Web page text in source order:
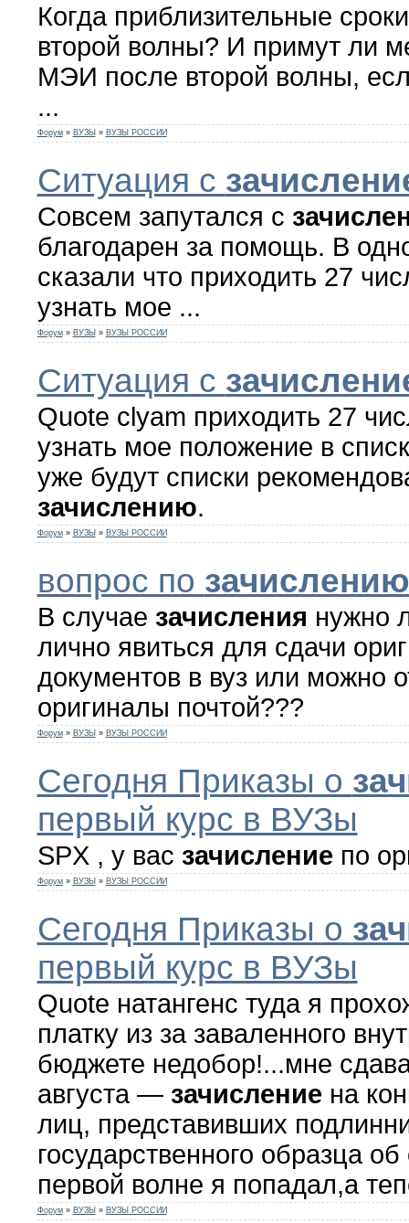
Когда приблизительные
второй волны? И примут ли
МЭИ после второй волны,
...
Форум » ВУЗЫ » ВУЗЫ РОССИИ
Ситуация с
Совсем запутался с
благодарен за помощь. В
сказали что приходить 27
узнать мое ...
Форум » ВУЗЫ » ВУЗЫ РОССИИ
Ситуация с
Quote clyam приходить 27
узнать мое положение в
уже будут списки
зачислению.
Форум » ВУЗЫ » ВУЗЫ РОССИИ
вопрос по зачислению
В случае зачисления нужно
лично явиться для сдачи
документов в вуз или можно
оригиналы почтой???
Форум » ВУЗЫ » ВУЗЫ РОССИИ
Сегодня Приказы о
первый курс в ВУЗы
SPX , у вас зачисление по
Форум » ВУЗЫ » ВУЗЫ РОССИИ
Сегодня Приказы о
первый курс в ВУЗы
Quote натангенс туда я
платку из за заваленного
бюджете недобор!...мне
августа — зачисление на
лиц, представивших
государственного образца
первой волне я попадал,а
Форум » ВУЗЫ » ВУЗЫ РОССИИ